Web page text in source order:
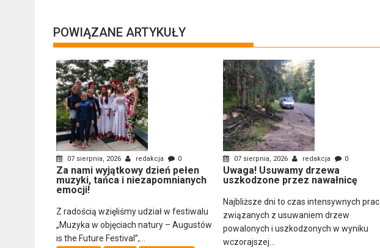
POWIĄZANE ARTYKUŁY
07 sierpnia, 2026 redakcja 0
Za nami wyjątkowy dzień pełen
muzyki, tańca i niezapomnianych
emocji!
Z radością wzięliśmy udział w festiwalu
„Muzyka w objęciach natury – Augustów
is the Future Festival”,...
07 sierpnia, 2026 redakcja 0
Uwaga! Usuwamy drzewa
uszkodzone przez nawałnicę
Najbliższe dni to czas intensywnych prac
związanych z usuwaniem drzew
powalonych i uszkodzonych w wyniku
wczorajszej...